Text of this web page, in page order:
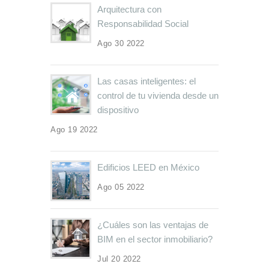
Arquitectura con
Responsabilidad Social
Ago 30 2022
Las casas inteligentes: el
control de tu vivienda desde un
dispositivo
Ago 19 2022
Edificios LEED en México
Ago 05 2022
¿Cuáles son las ventajas de
BIM en el sector inmobiliario?
Jul 20 2022